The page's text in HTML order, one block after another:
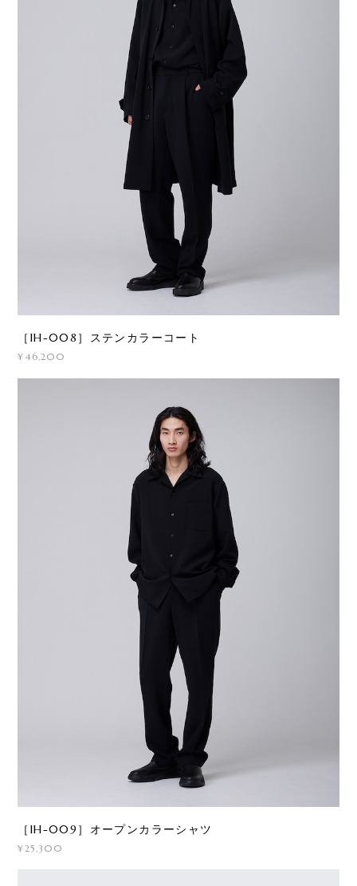
［IH-008］ステンカラーコート
¥46,200
［IH-009］オープンカラーシャツ
¥25,300